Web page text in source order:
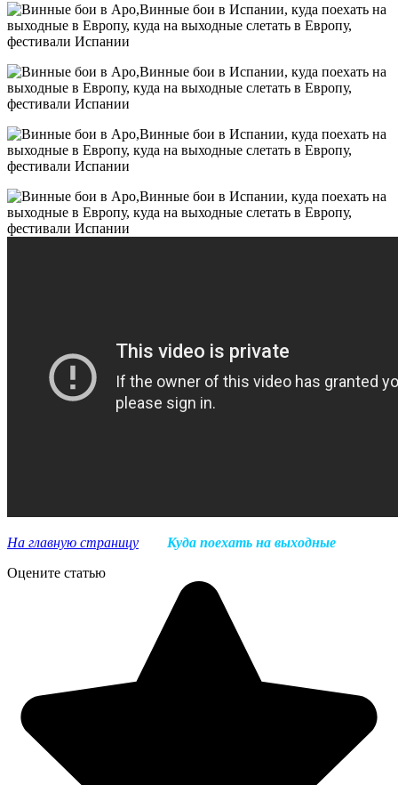
На главную страницу
Куда поехать на выходные
Оцените статью